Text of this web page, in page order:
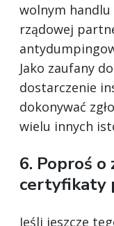
wolnym handlu
rządowej
Jako zaufany
dostarczenie
dokonywać
wielu innych
6. Poproś
certyfikaty
Jeśli jeszcze